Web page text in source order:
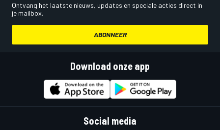
Ontvang het laatste nieuws, updates en speciale acties direct in
je mailbox.
ABONNEER
Download onze app
Social media